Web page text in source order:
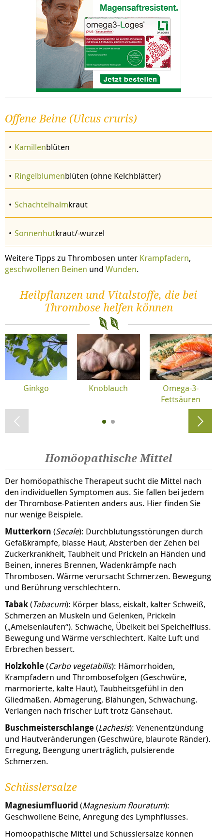
Offene Beine (Ulcus cruris)
Kamillenblüten
Ringelblumenblüten (ohne Kelchblätter)
Schachtelhalmkraut
Sonnenhutkraut/-wurzel
Weitere Tipps zu Thrombosen unter Krampfadern,
geschwollenen Beinen und Wunden.
Heilpflanzen und Vitalstoffe, die bei
Thrombose helfen können
Ginkgo Knoblauch
Omega-3-
Fettsäuren
Homöopathische Mittel
Der homöopathische Therapeut sucht die Mittel nach
den individuellen Symptomen aus. Sie fallen bei jedem
der Thrombose-Patienten anders aus. Hier finden Sie
nur wenige Beispiele.
Mutterkorn (Secale): Durchblutungsstörungen durch
Gefäßkrämpfe, blasse Haut, Absterben der Zehen bei
Zuckerkrankheit, Taubheit und Prickeln an Händen und
Beinen, inneres Brennen, Wadenkrämpfe nach
Thrombosen. Wärme verursacht Schmerzen. Bewegung
und Berührung verschlechtern.
Tabak(Tabacum): Körper blass, eiskalt, kalter Schweiß,
Schmerzen an Muskeln und Gelenken, Prickeln
(„Ameisenlaufen“). Schwäche, Übelkeit bei Speichelfluss.
Bewegung und Wärme verschlechtert. Kalte Luft und
Erbrechen bessert.
Holzkohle (Carbo vegetabilis): Hämorrhoiden,
Krampfadern und Thrombosefolgen (Geschwüre,
marmorierte, kalte Haut), Taubheitsgefühl in den
Gliedmaßen. Abmagerung, Blähungen, Schwächung.
Verlangen nach frischer Luft trotz Gänsehaut.
Buschmeisterschlange (Lachesis): Venenentzündung
und Hautveränderungen (Geschwüre, blaurote Ränder).
Erregung, Beengung unerträglich, pulsierende
Schmerzen.
Schüsslersalze
Magnesiumfluorid (Magnesium flouratum):
Geschwollene Beine, Anregung des Lymphflusses.
Homöopathische Mittel und Schüsslersalze können